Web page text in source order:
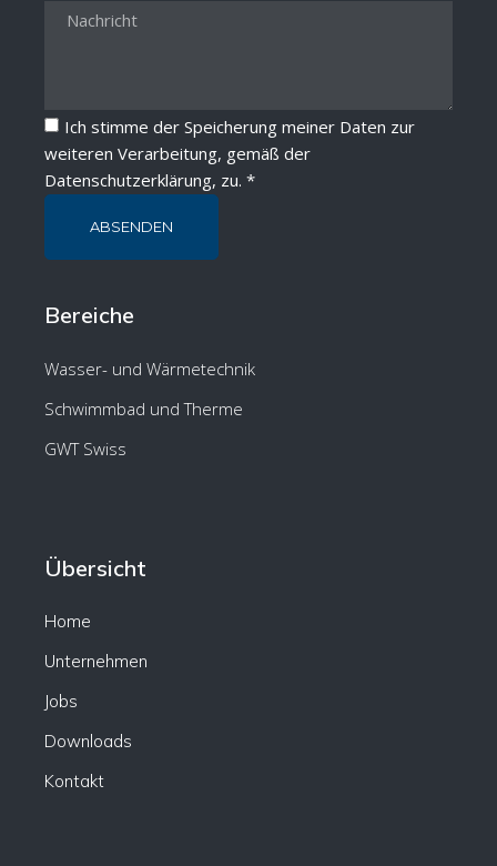
Ich stimme der Speicherung meiner Daten zur
weiteren Verarbeitung, gemäß der
Datenschutzerklärung, zu. *
ABSENDEN
Bereiche
Wasser- und Wärmetechnik
Schwimmbad und Therme
GWT Swiss
Übersicht
Home
Unternehmen
Jobs
Downloads
Kontakt